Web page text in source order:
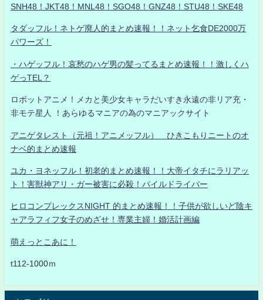
SNH48！JKT48！MNL48！SGO48！GNZ48！STU48！SKE48
タダッフル！ネトゲ廃人的まとめ速報！！ネット乞食DE2000万
パワーズ！
・ハゲッフル！哀愁のハゲ男の髪ってるまとめ速報！！激しくハ
ゲっTEL？
ロボットアニメ！メカと美少女キャラだいすき永遠の非リア充・
非モテ星人 ！あらゆるマニアの為のマニアックサイト
アニゲタレスト（元祖！アニメッフル） ひきこもりニートのオ
ナベ的まとめ速報
ユカ・ヨネッフル！初老的まとめ速報！！大帝イタチにラリアッ
ト！害獣神アリ・ガー被害に必殺！パイルドライバー
ヒロコンプレックスNIGHT 的まとめ速報！！子供が欲しいど陰キ
ャアラフィフ女子のめざせ！専業主婦！婚活計画編
萌えっとこあに！
t112-1000ｍ